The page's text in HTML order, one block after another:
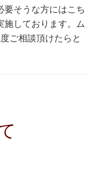
要そうな方にはこち
施しております。ム
ご相談頂けたらと